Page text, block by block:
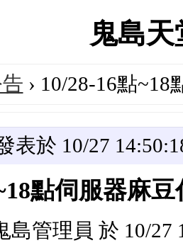
鬼島
› 10/28-16點
表於 10/27
點伺服器麻
島管理員 於 10/27